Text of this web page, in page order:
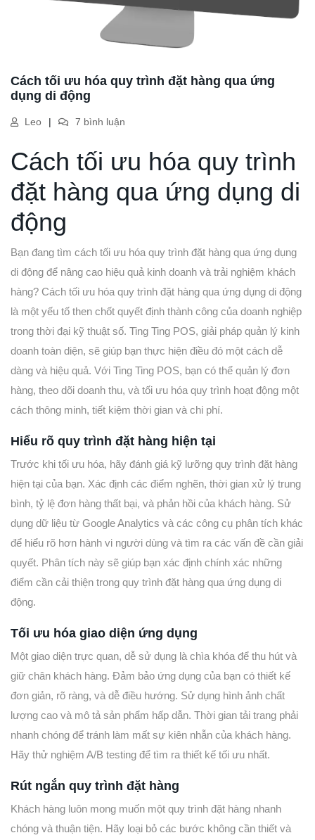
Cách tối ưu hóa quy trình đặt hàng qua ứng
dụng di động
Leo 7 bình luận
Cách tối ưu hóa quy trình
đặt hàng qua ứng dụng di
động
Bạn đang tìm cách tối ưu hóa quy trình đặt hàng qua ứng dụng
di động để nâng cao hiệu quả kinh doanh và trải nghiệm khách
hàng? Cách tối ưu hóa quy trình đặt hàng qua ứng dụng di động
là một yếu tố then chốt quyết định thành công của doanh nghiệp
trong thời đại kỹ thuật số. Ting Ting POS, giải pháp quản lý kinh
doanh toàn diện, sẽ giúp bạn thực hiện điều đó một cách dễ
dàng và hiệu quả. Với Ting Ting POS, bạn có thể quản lý đơn
hàng, theo dõi doanh thu, và tối ưu hóa quy trình hoạt động một
cách thông minh, tiết kiệm thời gian và chi phí.
Hiểu rõ quy trình đặt hàng hiện tại
Trước khi tối ưu hóa, hãy đánh giá kỹ lưỡng quy trình đặt hàng
hiện tại của bạn. Xác định các điểm nghẽn, thời gian xử lý trung
bình, tỷ lệ đơn hàng thất bại, và phản hồi của khách hàng. Sử
dụng dữ liệu từ Google Analytics và các công cụ phân tích khác
để hiểu rõ hơn hành vi người dùng và tìm ra các vấn đề cần giải
quyết. Phân tích này sẽ giúp bạn xác định chính xác những
điểm cần cải thiện trong quy trình đặt hàng qua ứng dụng di
động.
Tối ưu hóa giao diện ứng dụng
Một giao diện trực quan, dễ sử dụng là chìa khóa để thu hút và
giữ chân khách hàng. Đảm bảo ứng dụng của bạn có thiết kế
đơn giản, rõ ràng, và dễ điều hướng. Sử dụng hình ảnh chất
lượng cao và mô tả sản phẩm hấp dẫn. Thời gian tải trang phải
nhanh chóng để tránh làm mất sự kiên nhẫn của khách hàng.
Hãy thử nghiệm A/B testing để tìm ra thiết kế tối ưu nhất.
Rút ngắn quy trình đặt hàng
Khách hàng luôn mong muốn một quy trình đặt hàng nhanh
chóng và thuận tiện. Hãy loại bỏ các bước không cần thiết và